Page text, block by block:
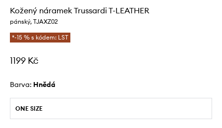
Kožený náramek Trussardi T-LEATHER
pánský, TJAXZ02
*-15 % s kódem: LST
1199 Kč
Barva: hnědá
ONE SIZE